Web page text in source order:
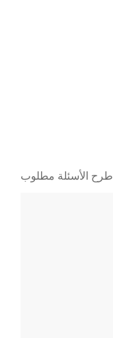
طرح الأسئلة مطلوب